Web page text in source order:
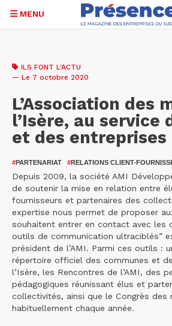
contenu
MENU
ILS FONT L'ACTU
— Le 7 octobre 2020
L’Association des
l’Isère, au service
et des entreprises
#PARTENARIAT #RELATIONS CLIENT-
Depuis 2009, la société AMI
de soutenir la mise en relation entre
fournisseurs et partenaires des
expertise nous permet de proposer
souhaitent entrer en contact avec les
outils de communication ultraciblés”
président de l’AMI. Parmi ces outils :
répertoire officiel des communes et
l’Isère, les Rencontres de l’AMI, des
pédagogiques réunissant élus et
collectivités, ainsi que le Congrès des
habituellement chaque année.